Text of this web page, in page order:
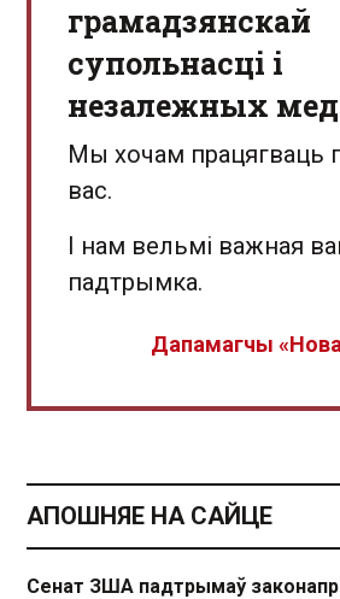
грамадзянскай
супольнасці і
незалежных
Мы хочам працягваць
вас.
І нам вельмі важная
падтрымка.
Дапамагчы
АПОШНЯЕ НА САЙЦЕ
Сенат ЗША падтрымаў